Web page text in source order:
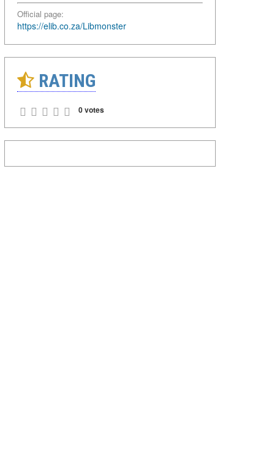
Official page:
https://elib.co.za/Libmonster
RATING
0 votes